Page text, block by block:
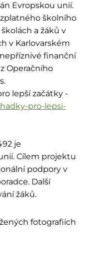
Evropskou unií.
školního
a žáků v
v Karlovarském
finanční
Operačního
lepší začátky -
pro-lepsi-
je
Cílem projektu
podpory v
Další
žáků.
fotografiích